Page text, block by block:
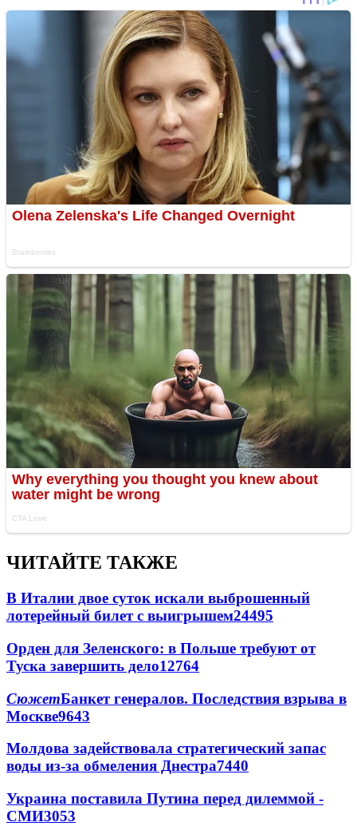
ЧИТАЙТЕ ТАКЖЕ
В Италии двое суток искали выброшенный
лотерейный билет с выигрышем24495
Орден для Зеленского: в Польше требуют от
Туска завершить дело12764
СюжетБанкет генералов. Последствия взрыва в
Москве9643
Молдова задействовала стратегический запас
воды из-за обмеления Днестра7440
Украина поставила Путина перед дилеммой -
СМИ3053